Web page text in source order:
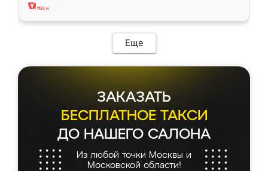
Еще
ЗАКАЗАТЬ
БЕСПЛАТНОЕ ТАКСИ
ДО НАШЕГО САЛОНА
Из любой точки Москвы и
Московской области!